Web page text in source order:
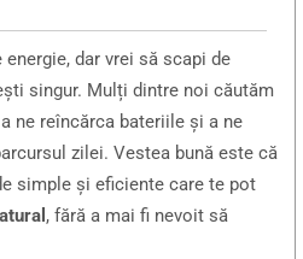
dar vrei să scapi de
singur. Mulți dintre noi căutăm
ne reîncărca bateriile și a ne
zilei. Vestea bună este că
simple și eficiente care te pot
, fără a mai fi nevoit să